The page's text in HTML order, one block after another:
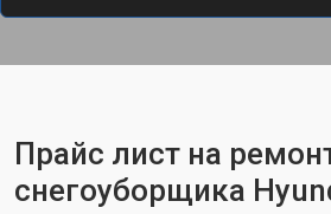
Прайс лист на
снегоуборщика